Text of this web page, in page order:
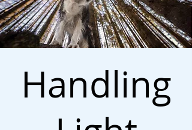
Handling